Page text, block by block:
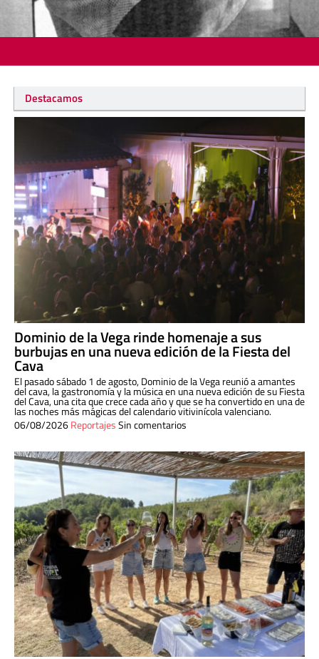
Destacamos
Dominio de la Vega rinde homenaje a sus
burbujas en una nueva edición de la Fiesta del
Cava
El pasado sábado 1 de agosto, Dominio de la Vega reunió a amantes
del cava, la gastronomía y la música en una nueva edición de su Fiesta
del Cava, una cita que crece cada año y que se ha convertido en una de
las noches más mágicas del calendario vitivinícola valenciano.
06/08/2026ReportajesSin comentarios